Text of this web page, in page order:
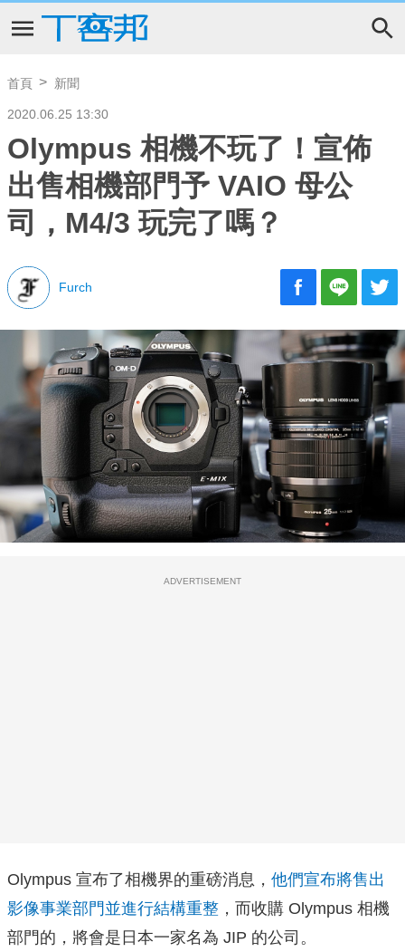
首頁 新聞
2020.06.25 13:30
Olympus 相機不玩了！宣佈
出售相機部門予 VAIO 母公
司，M4/3 玩完了嗎？
Furch
ADVERTISEMENT
Olympus 宣布了相機界的重磅消息， 他們宣布將售出
影像事業部門並進行結構重整 ，而收購 Olympus 相機
部門的，將會是日本一家名為 JIP 的公司。